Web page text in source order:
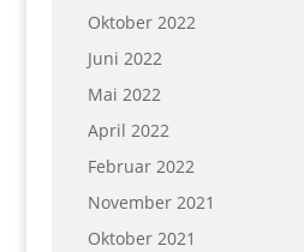
Oktober 2022
Juni 2022
Mai 2022
April 2022
Februar 2022
November 2021
Oktober 2021